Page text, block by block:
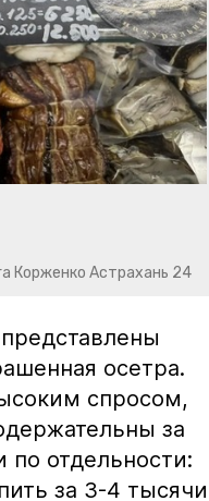
Корженко Астрахань 24
осетра.
спросом,
за
отдельности:
за 3-4 тысячи